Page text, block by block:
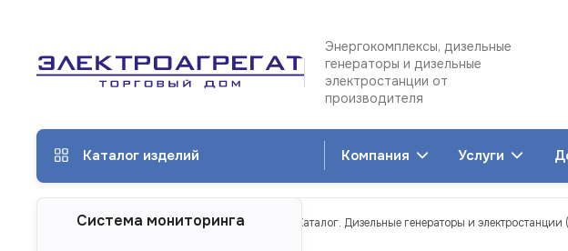
Энергокомплексы, дизельные
генераторы и дизельные
электростанции от
производителя
Каталог изделий Компания Услуги
ТД Электроагрегат Каталог изделий Каталог. Дизельные генераторы и
Система мониторинга